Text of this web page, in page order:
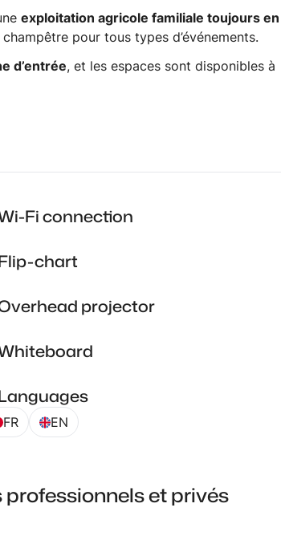
exploitation agricole familiale toujours en
pour tous types d’événements.
d’entrée, et les espaces sont disponibles à
Fi connection
chart
projector
FR EN
et privés